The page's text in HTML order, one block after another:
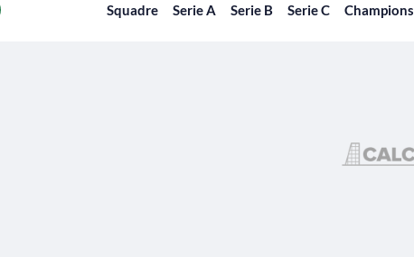
Squadre Serie A Serie B Serie C Champions